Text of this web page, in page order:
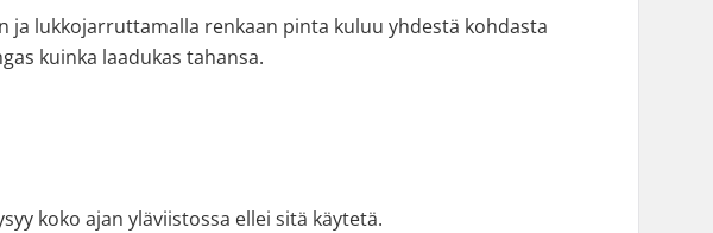
lukkojarruttamalla renkaan pinta kuluu yhdestä kohdasta
kuinka laadukas tahansa.
koko ajan yläviistossa ellei sitä käytetä.